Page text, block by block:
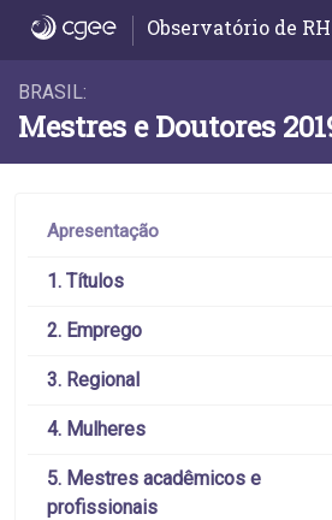
Estudo Observatório de
BRASIL:
Mestres e Doutores
Apresentação
1. Títulos
2. Emprego
3. Regional
4. Mulheres
5. Mestres acadêmicos e
profissionais